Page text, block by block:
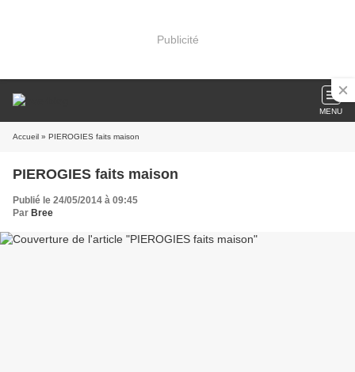
Publicité
MENU
Accueil » PIEROGIES faits maison
PIEROGIES faits maison
Publié le 24/05/2014 à 09:45
Par Bree